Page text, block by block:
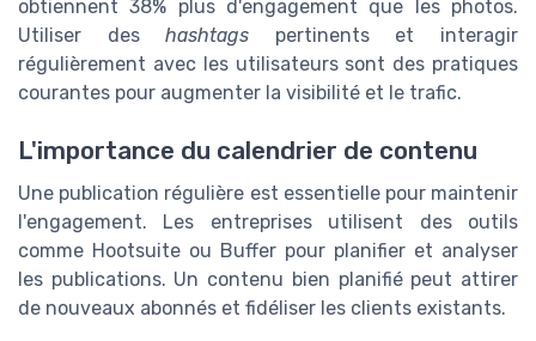
obtiennent 38% plus d'engagement que les photos.
Utiliser deshashtags pertinents et interagir
régulièrement avec les utilisateurs sont des pratiques
courantes pour augmenter la visibilité et le trafic.
L'importance du calendrier de contenu
Une publication régulière est essentielle pour maintenir
l'engagement. Les entreprises utilisent des outils
comme Hootsuite ou Buffer pour planifier et analyser
les publications. Un contenu bien planifié peut attirer
de nouveaux abonnés et fidéliser les clients existants.